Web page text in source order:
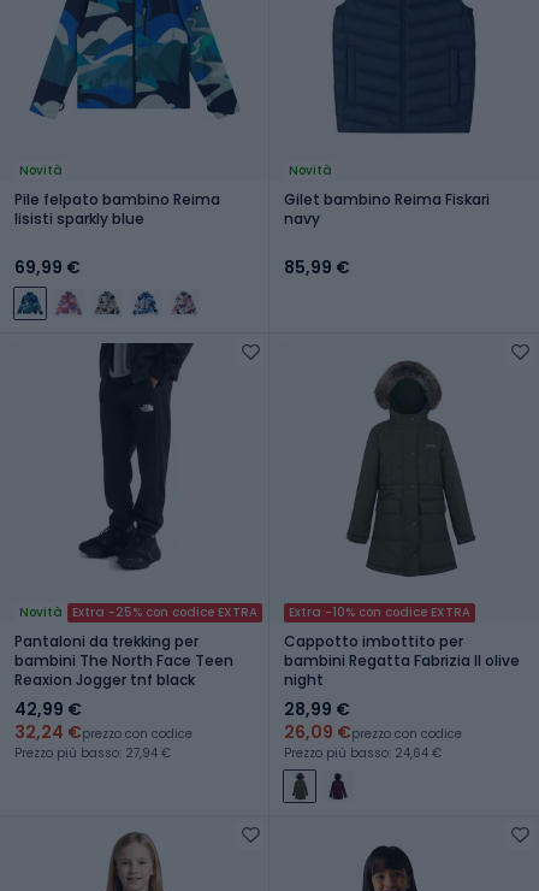
Novità
Pile felpato bambino Reima
Iisisti sparkly blue
69,99 €
Novità
Gilet bambino Reima Fiskari
navy
85,99 €
Novità Extra -25% con codice EXTRA
Pantaloni da trekking per
bambini The North Face Teen
Reaxion Jogger tnf black
42,99 €
32,24 €prezzo con codice
Prezzo più basso: 27,94 €
Extra -10% con codice EXTRA
Cappotto imbottito per
bambini Regatta Fabrizia II olive
night
28,99 €
26,09 €prezzo con codice
Prezzo più basso: 24,64 €